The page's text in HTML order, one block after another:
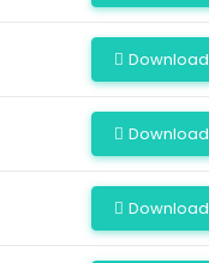
Download
Download
Download